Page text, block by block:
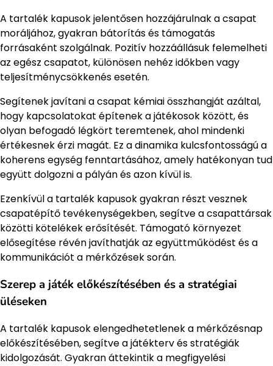
A tartalék kapusok jelentősen hozzájárulnak a csapat
moráljához, gyakran bátorítás és támogatás
forrásaként szolgálnak. Pozitív hozzáállásuk felemelheti
az egész csapatot, különösen nehéz időkben vagy
teljesítménycsökkenés esetén.
Segítenek javítani a csapat kémiai összhangját azáltal,
hogy kapcsolatokat építenek a játékosok között, és
olyan befogadó légkört teremtenek, ahol mindenki
értékesnek érzi magát. Ez a dinamika kulcsfontosságú a
koherens egység fenntartásához, amely hatékonyan tud
együtt dolgozni a pályán és azon kívül is.
Ezenkívül a tartalék kapusok gyakran részt vesznek
csapatépítő tevékenységekben, segítve a csapattársak
közötti kötelékek erősítését. Támogató környezet
elősegítése révén javíthatják az együttműködést és a
kommunikációt a mérkőzések során.
Szerep a játék előkészítésében és a stratégiai
üléseken
A tartalék kapusok elengedhetetlenek a mérkőzésnap
előkészítésében, segítve a játékterv és stratégiák
kidolgozását. Gyakran áttekintik a megfigyelési